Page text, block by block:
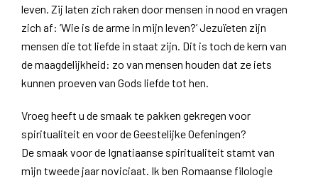
leven. Zij laten zich raken door mensen in nood en vragen
zich af: ‘Wie is de arme in mijn leven?’ Jezuïeten zijn
mensen die tot liefde in staat zijn. Dit is toch de kern van
de maagdelijkheid: zo van mensen houden dat ze iets
kunnen proeven van Gods liefde tot hen.
Vroeg heeft u de smaak te pakken gekregen voor
spiritualiteit en voor de Geestelijke Oefeningen?
De smaak voor de Ignatiaanse spiritualiteit stamt van
mijn tweede jaar noviciaat. Ik ben Romaanse filologie